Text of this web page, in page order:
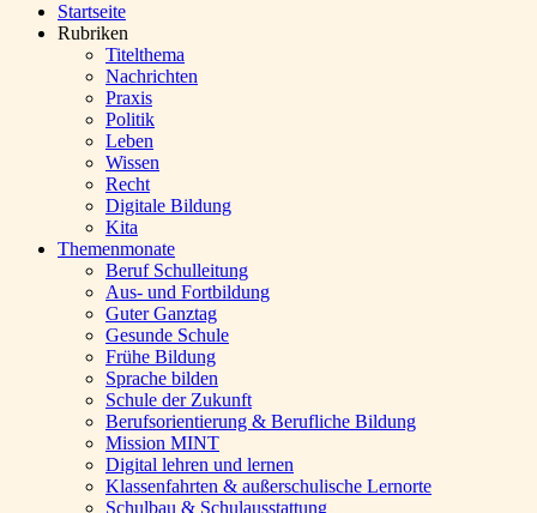
Startseite
Rubriken
Titelthema
Nachrichten
Praxis
Politik
Leben
Wissen
Recht
Digitale Bildung
Kita
Themenmonate
Beruf Schulleitung
Aus- und Fortbildung
Guter Ganztag
Gesunde Schule
Frühe Bildung
Sprache bilden
Schule der Zukunft
Berufsorientierung & Berufliche Bildung
Mission MINT
Digital lehren und lernen
Klassenfahrten & außerschulische Lernorte
Schulbau & Schulausstattung